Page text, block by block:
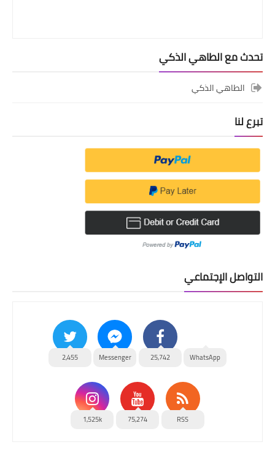
تحدث مع الطاهي الذكي
الطاهي الذكي
تبرع لنا
التواصل الإجتماعي
WhatsApp
25,742
Messenger
2,455
RSS
75,274
1,525k